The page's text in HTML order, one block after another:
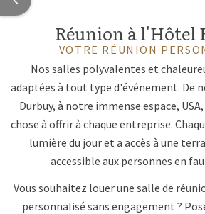
Réunion à l'Hôtel
VOTRE RÉUNION
Nos salles polyvalentes et
adaptées à tout type d'événement. De
Durbuy, à notre immense espace,
chose à offrir à chaque entreprise.
lumière du jour et a accès à une
accessible aux personnes en
Vous souhaitez louer une salle de
personnalisé sans engagement ?